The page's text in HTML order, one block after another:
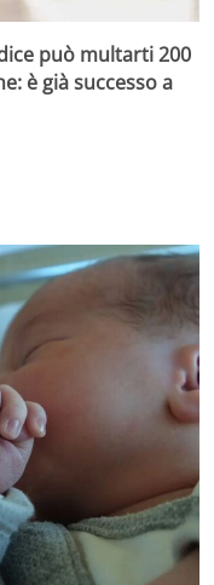
può multarti 200
è già successo a